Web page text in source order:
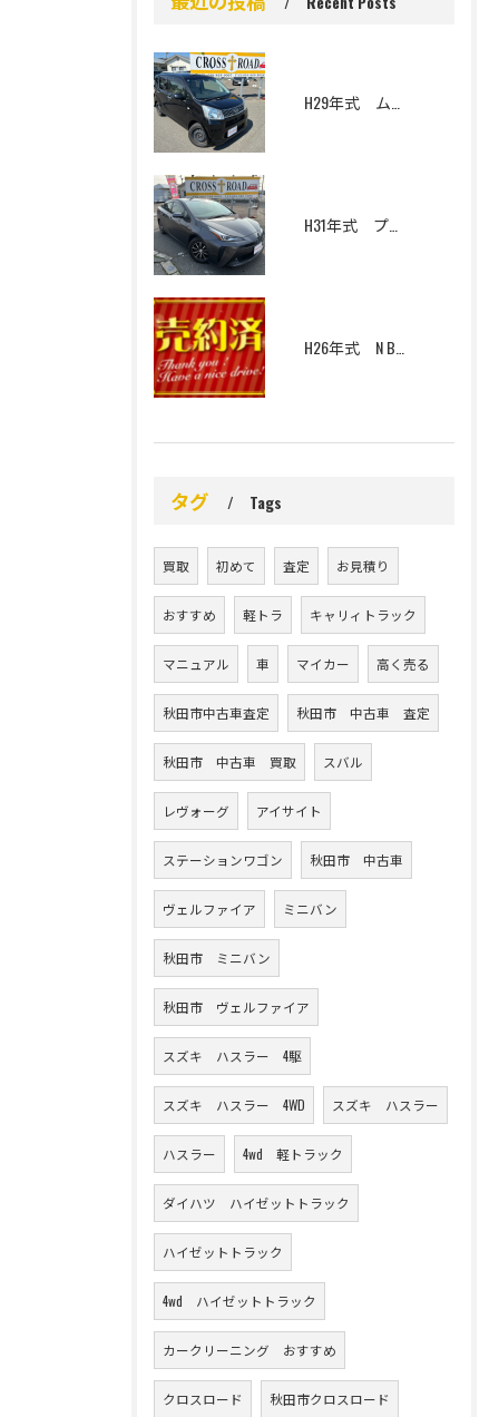
タグ Tags
買取 初めて 査定 お見積り
おすすめ 軽トラ キャリィトラック
マニュアル 車 マイカー 高く売る
秋田市中古車査定 秋田市 中古車 査定
秋田市 中古車 買取 スバル
レヴォーグ アイサイト
ステーションワゴン 秋田市 中古車
ヴェルファイア ミニバン
秋田市 ミニバン
秋田市 ヴェルファイア
スズキ ハスラー 4駆
スズキ ハスラー 4WD スズキ ハスラー
ハスラー 4wd 軽トラック
ダイハツ ハイゼットトラック
ハイゼットトラック
4wd ハイゼットトラック
カークリーニング おすすめ
クロスロード 秋田市クロスロード